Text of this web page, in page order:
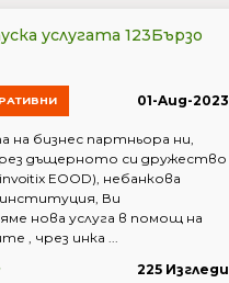
услугата 123Бързо
01-Aug-2023
бизнес партньора ни,
дъщерното си дружество
EOOD), небанкова
Ви
нова услуга в помощ на
, чрез инка ...
225 Изгледи